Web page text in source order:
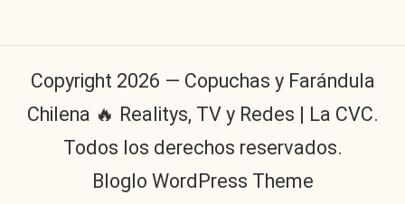
Copyright 2026 — Copuchas y Farándula
Chilena 🔥 Realitys, TV y Redes | La CVC.
Todos los derechos reservados.
Bloglo WordPress Theme